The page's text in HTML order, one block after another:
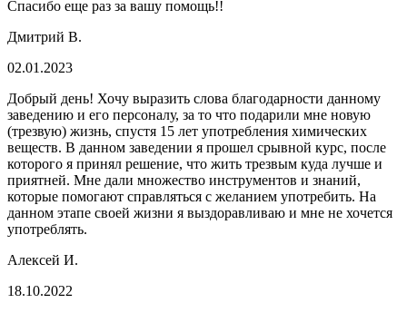
Спасибо еще раз за вашу помощь!!
Дмитрий В.
02.01.2023
Добрый день! Хочу выразить слова благодарности данному
заведению и его персоналу, за то что подарили мне новую
(трезвую) жизнь, спустя 15 лет употребления химических
веществ. В данном заведении я прошел срывной курс, после
которого я принял решение, что жить трезвым куда лучше и
приятней. Мне дали множество инструментов и знаний,
которые помогают справляться с желанием употребить. На
данном этапе своей жизни я выздоравливаю и мне не хочется
употреблять.
Алексей И.
18.10.2022